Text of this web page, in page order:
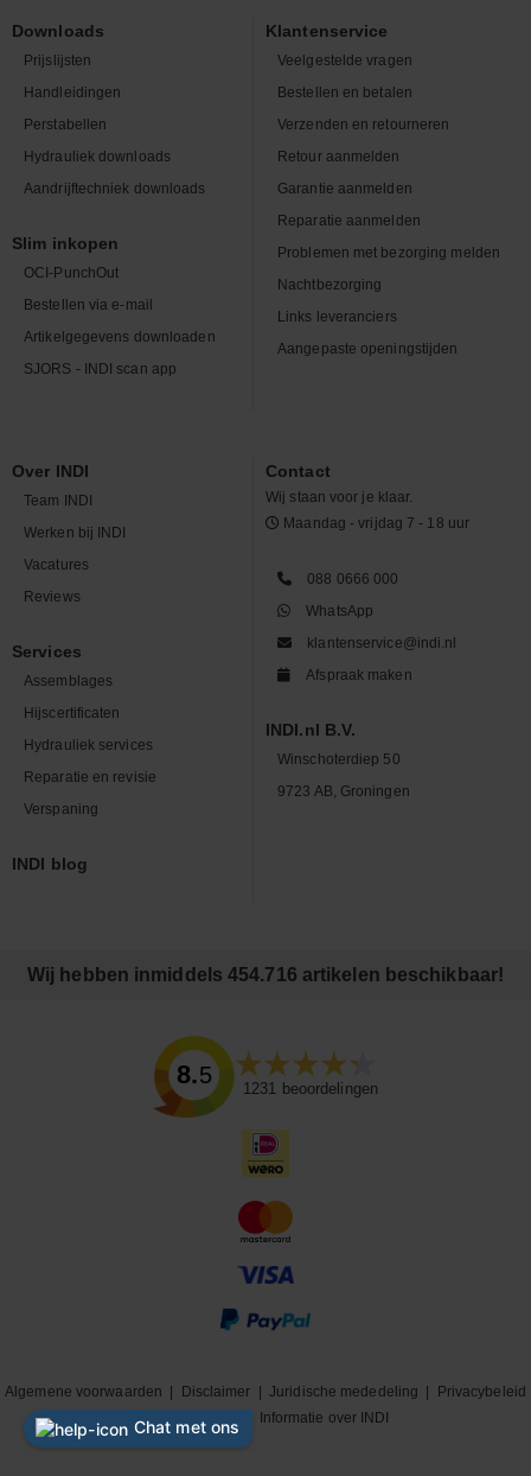
Downloads
Prijslijsten
Handleidingen
Perstabellen
Hydrauliek downloads
Aandrijftechniek downloads
Slim inkopen
OCI-PunchOut
Bestellen via e-mail
Artikelgegevens downloaden
SJORS - INDI scan app
Klantenservice
Veelgestelde vragen
Bestellen en betalen
Verzenden en retourneren
Retour aanmelden
Garantie aanmelden
Reparatie aanmelden
Problemen met bezorging melden
Nachtbezorging
Links leveranciers
Aangepaste openingstijden
Over INDI
Team INDI
Werken bij INDI
Vacatures
Reviews
Services
Assemblages
Hijscertificaten
Hydrauliek services
Reparatie en revisie
Verspaning
INDI blog
Contact
Wij staan voor je klaar.
Maandag - vrijdag 7 - 18 uur
088 0666 000
WhatsApp
klantenservice@indi.nl
Afspraak maken
INDI.nl B.V.
Winschoterdiep 50
9723 AB, Groningen
Wij hebben inmiddels 454.716 artikelen beschikbaar!
8.5
1231 beoordelingen
Algemene voorwaarden Disclaimer |Juridische mededeling
Privacybeleid
|
Cookiebeleid Informatie over INDI